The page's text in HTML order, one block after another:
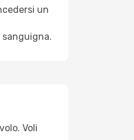
un
Voli